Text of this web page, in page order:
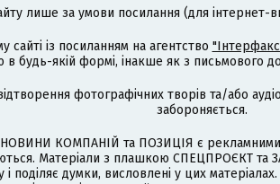
лише за умови посилання (для інтернет-
сайті із посиланням на агентство
будь-якій формі, інакше як з письмового
фотографічних творів та/або
забороняється.
НОВИНИ КОМПАНІЙ та ПОЗИЦІЯ є
Матеріали з плашкою СПЕЦПРОЄКТ
поділяє думки, висловлені у цих